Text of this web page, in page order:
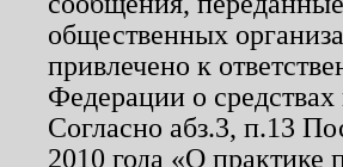
общественных
привлечено к
Федерации о
Согласно абз.3, п.13
2010 года «О практике